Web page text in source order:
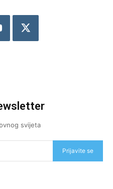
svijeta
Prijavite se